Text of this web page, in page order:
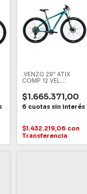
.VENZO 29" ATIX
COMP 12 VEL
17", TEAL - NEGRO, M
$1.665.371,00
$1.432.219,06 con
Transferencia